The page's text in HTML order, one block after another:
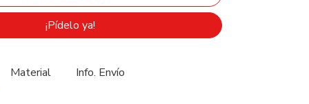
¡Pídelo ya!
Material Info. Envío